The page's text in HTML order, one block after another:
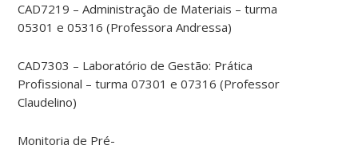
CAD7219 – Administração de Materiais – turma
05301 e 05316 (Professora Andressa)
CAD7303 – Laboratório de Gestão: Prática
Profissional – turma 07301 e 07316 (Professor
Claudelino)
Monitoria de Pré-